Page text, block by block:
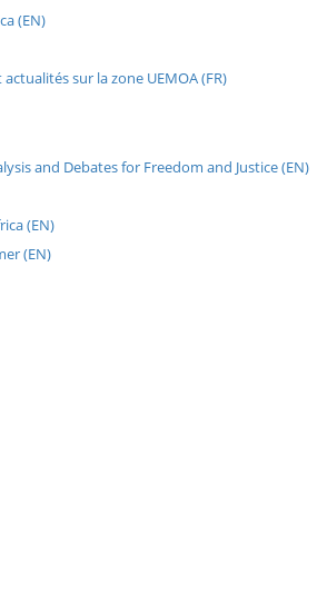
(EN)
sur la zone UEMOA (FR)
and Debates for Freedom and Justice (EN)
(EN)
(EN)